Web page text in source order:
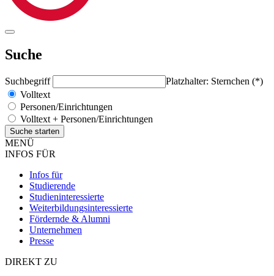
Suche
Suchbegriff
Platzhalter: Sternchen (*)
Volltext
Personen/Einrichtungen
Volltext + Personen/Einrichtungen
MENÜ
INFOS FÜR
Infos für
Studierende
Studieninteressierte
Weiterbildungsinteressierte
Fördernde & Alumni
Unternehmen
Presse
DIREKT ZU